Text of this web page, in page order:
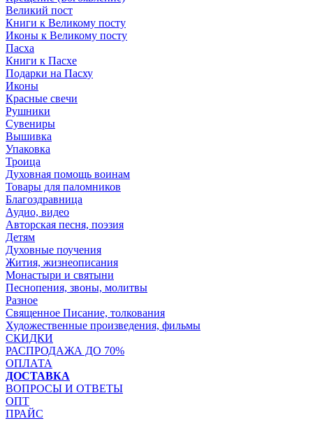
Великий пост
Книги к Великому посту
Иконы к Великому посту
Пасха
Книги к Пасхе
Подарки на Пасху
Иконы
Красные свечи
Рушники
Сувениры
Вышивка
Упаковка
Троица
Духовная помощь воинам
Товары для паломников
Благоздравница
Аудио, видео
Авторская песня, поэзия
Детям
Духовные поучения
Жития, жизнеописания
Монастыри и святыни
Песнопения, звоны, молитвы
Разное
Священное Писание, толкования
Художественные произведения, фильмы
СКИДКИ
РАСПРОДАЖА ДО 70%
ОПЛАТА
ДОСТАВКА
ВОПРОСЫ И ОТВЕТЫ
ОПТ
ПРАЙС